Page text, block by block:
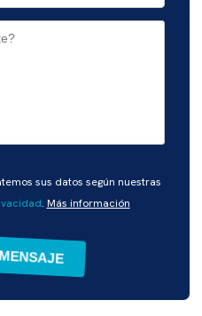
sus datos según nuestras
. Más información